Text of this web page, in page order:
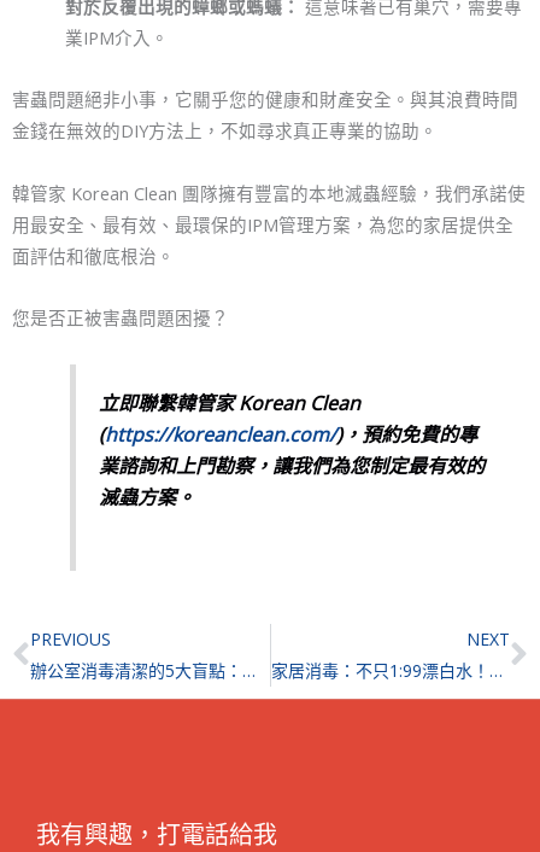
對於反覆出現的蟑螂或螞蟻： 這意味著已有巢穴，需要專
業IPM介入。
害蟲問題絕非小事，它關乎您的健康和財產安全。與其浪費時間
金錢在無效的DIY方法上，不如尋求真正專業的協助。
韓管家 Korean Clean 團隊擁有豐富的本地滅蟲經驗，我們承諾使
用最安全、最有效、最環保的IPM管理方案，為您的家居提供全
面評估和徹底根治。
您是否正被害蟲問題困擾？
立即聯繫韓管家 Korean Clean
(https://koreanclean.com/)，預約免費的專
業諮詢和上門勘察，讓我們為您制定最有效的
滅蟲方案。
Prev
PREVIOUS
辦公室消毒清潔的5大盲點：韓管家揭示2025年流感高峰期下，香港企業如何防範交叉感染
NEXT
家居消毒：不只1:99漂白水！韓管家專家詳解7大清潔盲點、正確除菌方法與流感高峰期防疫關鍵
我有興趣，打電話給我